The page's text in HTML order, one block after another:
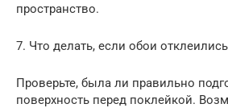
пространство.
7. Что делать, если обои
Проверьте, была ли правильно
поверхность перед поклейкой.